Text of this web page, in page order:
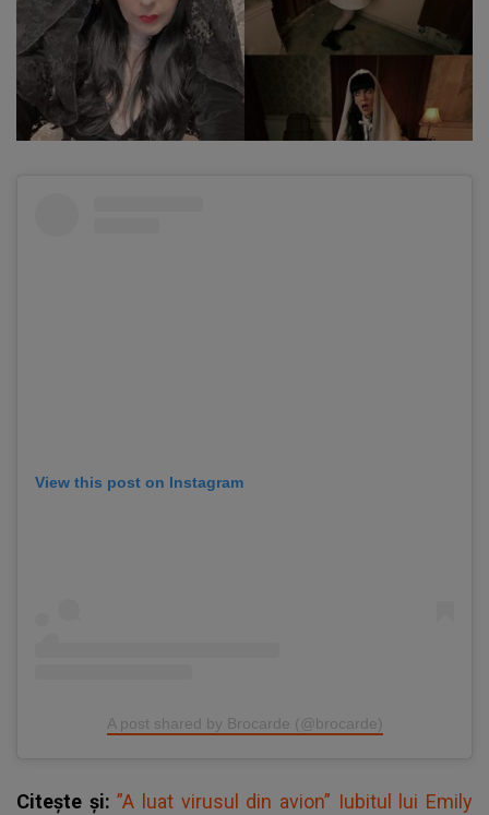
View this post on Instagram
A post shared by Brocarde (@brocarde)
Citește și:”A luat virusul din avion” Iubitul lui Emily